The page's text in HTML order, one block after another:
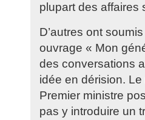
plupart des affaires
D’autres ont
ouvrage « Mon
des conversations
idée en dérision.
Premier ministre
pas y introduire un